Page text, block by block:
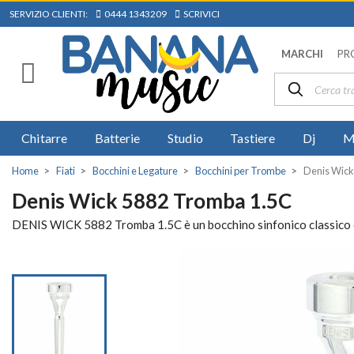
SERVIZIO CLIENTI: 0444 1343209 SCRIVICI
MARCHI
Chitarre Batterie Studio Tastiere Dj
Home Fiati Bocchini e Legature Bocchini per Trombe Denis
Denis Wick 5882 Tromba 1.5C
DENIS WICK 5882 Tromba 1.5C è un bocchino sinfonico